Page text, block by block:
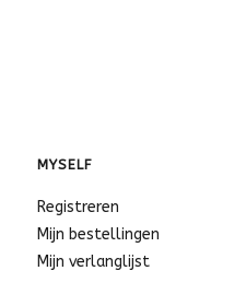
MYSELF
Registreren
Mijn bestellingen
Mijn verlanglijst